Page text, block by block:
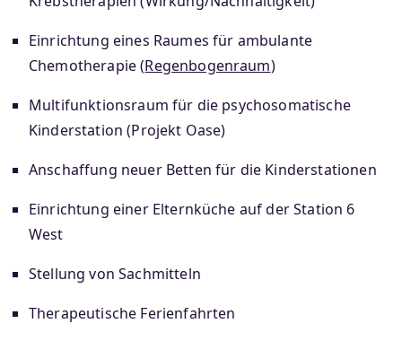
Einrichtung eines Raumes für ambulante
Chemotherapie (Regenbogenraum)
Multifunktionsraum für die psychosomatische
Kinderstation (Projekt Oase)
Anschaffung neuer Betten für die Kinderstationen
Einrichtung einer Elternküche auf der Station 6
West
Stellung von Sachmitteln
Therapeutische Ferienfahrten